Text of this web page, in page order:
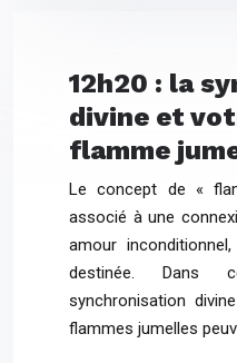
12h20 : la
divine et
flamme
Le concept de «
associé à une
amour
destinée. Dans
synchronisation
flammes jumelles